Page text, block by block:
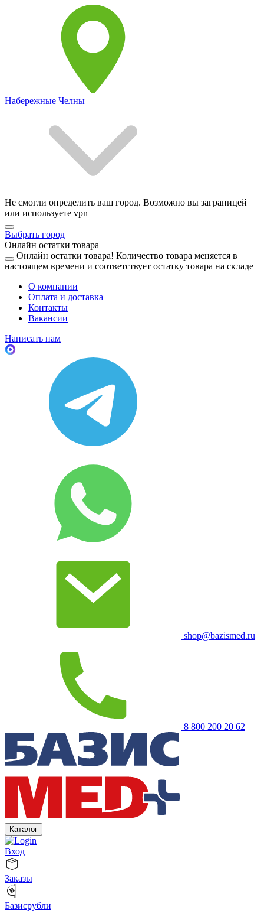
Набережные Челны
Не смогли определить ваш город. Возможно вы заграницей
или используете vpn
Выбрать город
Онлайн остатки товара
Онлайн остатки товара! Количество товара меняется в
настоящем времени и соответствует остатку товара на складе
О компании
Оплата и доставка
Контакты
Вакансии
Написать нам
shop@bazismed.ru
8 800 200 20 62
Каталог
Вход
Заказы
Базисрубли